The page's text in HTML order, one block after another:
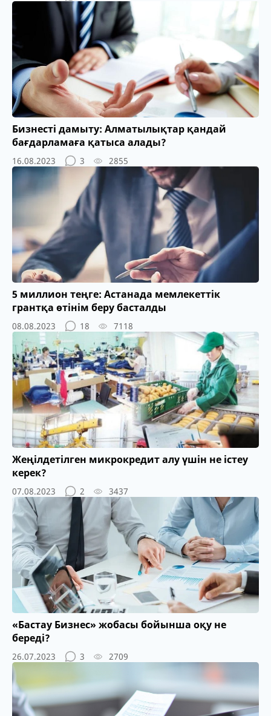
Бизнесті дамыту: Алматылықтар қандай
бағдарламаға қатыса алады?
16.08.2023 3 2855
5 миллион теңге: Астанада мемлекеттік
грантқа өтінім беру басталды
08.08.2023 18 7118
Жеңілдетілген микрокредит алу үшін не істеу
керек?
07.08.2023 2 3437
«Бастау Бизнес» жобасы бойынша оқу не
береді?
26.07.2023 3 2709